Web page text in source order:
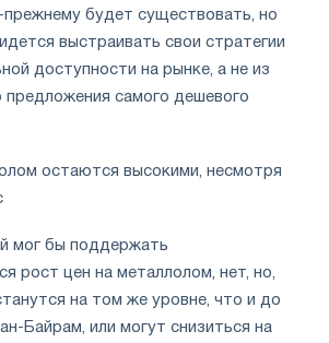
прежнему будет существовать, но
выстраивать свои стратегии
доступности на рынке, а не из
предложения самого дешевого
остаются высокими, несмотря
мог бы поддержать
рост цен на металлолом, нет, но,
на том же уровне, что и до
Байрам, или могут снизиться на